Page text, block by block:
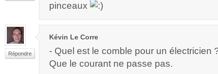
pinceaux
Répondre
Kévin Le Corre
- Quel est le comble pour un électricien
Que le courant ne passe pas.